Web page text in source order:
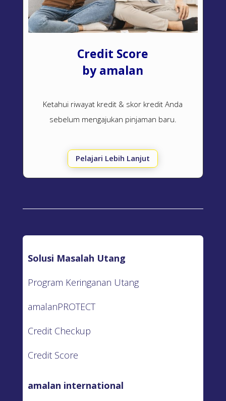
Credit Score
by amalan
Ketahui riwayat kredit & skor kredit Anda
sebelum mengajukan pinjaman baru.
Pelajari Lebih Lanjut
Solusi Masalah Utang
Program Keringanan Utang
amalanPROTECT
Credit Checkup
Credit Score
amalan international